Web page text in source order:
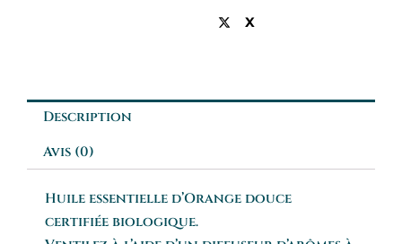
X
Description
Avis (0)
Huile essentielle d’Orange douce
certifiée biologique.